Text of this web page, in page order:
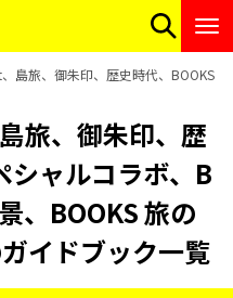
島旅、御朱印、歴史時代、BOOKS
旅、御朱印、歴
シャルコラボ、B
、BOOKS 旅の
イドブック一覧